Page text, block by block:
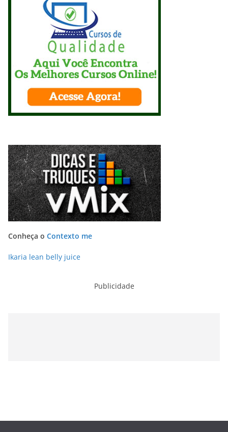
Conheça o Contexto me
Ikaria lean belly juice
Publicidade